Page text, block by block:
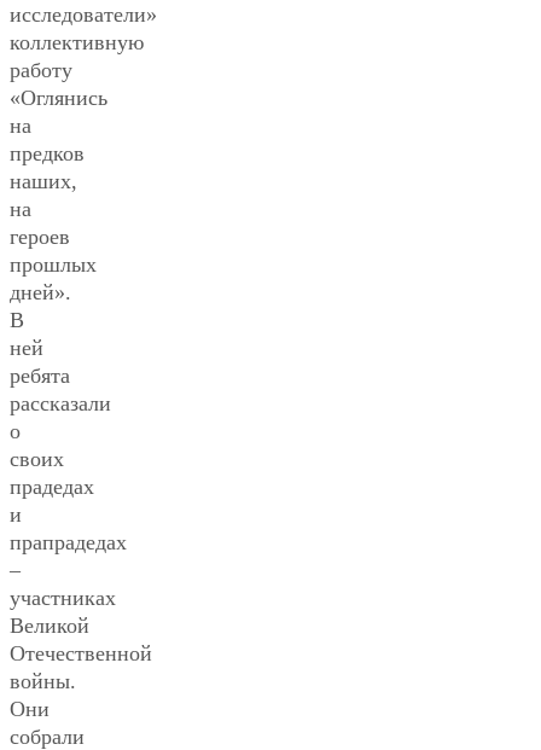
исследователи»
коллективную
работу
«Оглянись
на
предков
наших,
на
героев
прошлых
дней».
В
ней
ребята
рассказали
о
своих
прадедах
и
прапрадедах
–
участниках
Великой
Отечественной
войны.
Они
собрали